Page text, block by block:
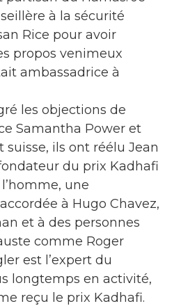
à la sécurité
Rice pour avoir
propos venimeux
ambassadrice à
les objections de
Samantha Power et
ils ont réélu Jean
du prix Kadhafi
une
à Hugo Chavez,
et à des personnes
comme Roger
est l’expert du
longtemps en activité,
reçu le prix Kadhafi.